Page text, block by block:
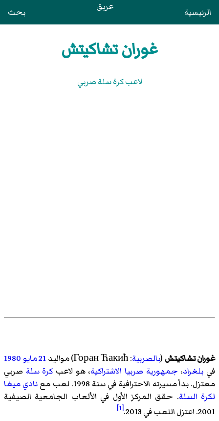
الرئيسية عريق بحث
غوران تشاكيتش
لاعب كرة سلة صربي
غوران تشاكيتش (بالصربية: Горан Ћакић) مواليد 21 مايو
1980
في بلغراد، جمهورية صربيا الاشتراكية، هو لاعب كرة سلة صربي
معتزل. بدأ مسيرته الاحترافية في سنة 1998. لعب مع
نادي ميغا
لكرة السلة. حقق المركز الأول في الألعاب الجامعية الصيفية
2001. اعتزل اللعب في 2013.
[1]